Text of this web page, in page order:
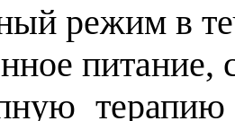
режим в
питание,